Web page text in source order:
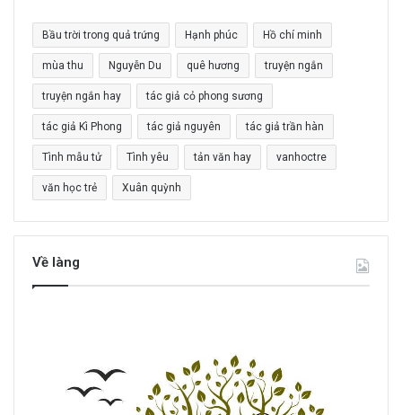
c
h
o
:
Bầu trời trong quả trứng Hạnh phúc Hồ chí minh
mùa thu Nguyễn Du quê hương truyện ngắn
truyện ngắn hay tác giả cỏ phong sương
tác giả Kì Phong tác giả nguyên tác giả trần hàn
Tình mẫu tử Tình yêu tản văn hay vanhoctre
văn học trẻ Xuân quỳnh
Về làng